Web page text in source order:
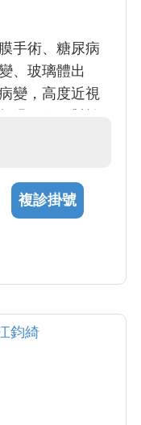
手術、糖尿病
、玻璃體出
變，高度近視
的經驗。不間斷
複診掛號